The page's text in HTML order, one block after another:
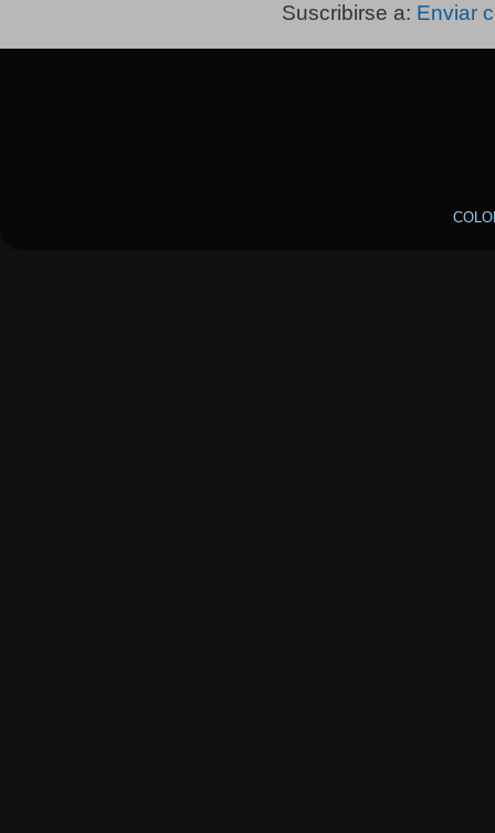
Suscribirse a: Enviar